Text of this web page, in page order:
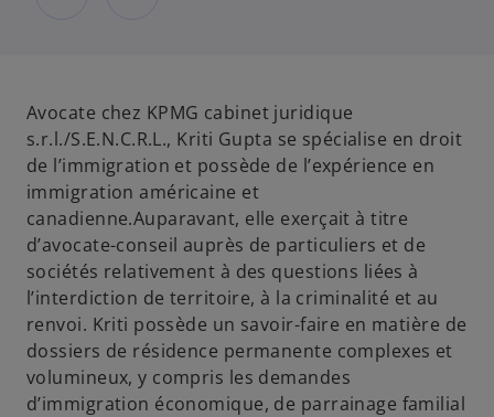
Avocate chez KPMG cabinet juridique
s.r.l./S.E.N.C.R.L., Kriti Gupta se spécialise en droit
de l’immigration et possède de l’expérience en
immigration américaine et
canadienne.Auparavant, elle exerçait à titre
d’avocate-conseil auprès de particuliers et de
sociétés relativement à des questions liées à
l’interdiction de territoire, à la criminalité et au
renvoi. Kriti possède un savoir-faire en matière de
dossiers de résidence permanente complexes et
volumineux, y compris les demandes
d’immigration économique, de parrainage familial